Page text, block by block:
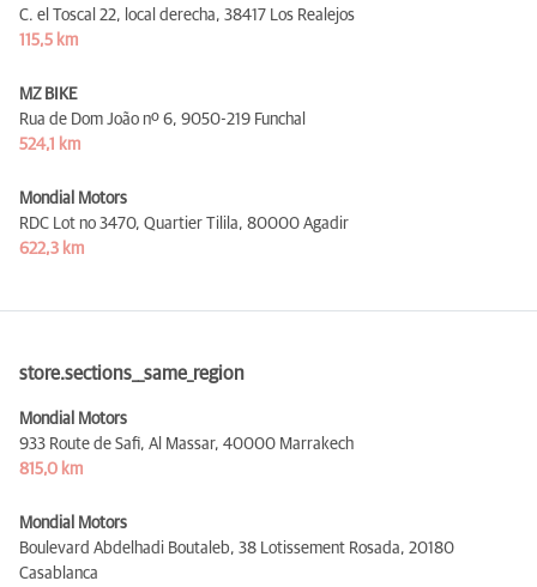
C. el Toscal 22, local derecha, 38417 Los Realejos
115,5 km
MZ BIKE
Rua de Dom João nº 6, 9050-219 Funchal
524,1 km
Mondial Motors
RDC Lot no 3470, Quartier Tilila, 80000 Agadir
622,3 km
store.sections__same_region
Mondial Motors
933 Route de Safi, Al Massar, 40000 Marrakech
815,0 km
Mondial Motors
Boulevard Abdelhadi Boutaleb, 38 Lotissement Rosada, 20180
Casablanca